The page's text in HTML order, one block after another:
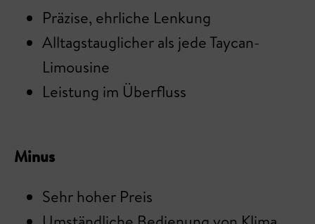
Präzise, ehrliche Lenkung
Alltagstauglicher als jede Taycan-
Limousine
Leistung im Überfluss
Minus
Sehr hoher Preis